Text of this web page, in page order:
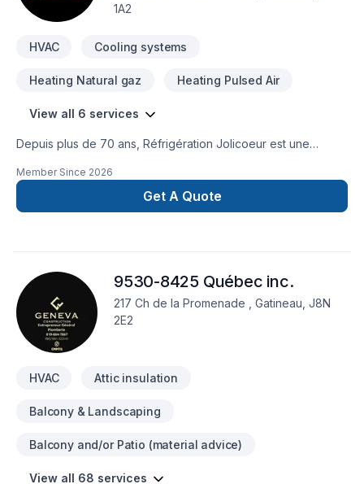
1A2
HVAC Cooling systems
Heating Natural gaz Heating Pulsed Air
View all 6 services
Depuis plus de 70 ans, Réfrigération Jolicoeur est une
chauffage. Nous possédons l’expertise pour vous offrir la
solution dont vous avez besoin afin de profiter d’un confort
optimal en toute saison.
Member Since 2026
Get A Quote
9530-8425 Québec inc.
217 Ch de la Promenade , Gatineau, J8N
2E2
HVAC Attic insulation
Balcony & Landscaping
Balcony and/or Patio (material advice)
View all 68 services